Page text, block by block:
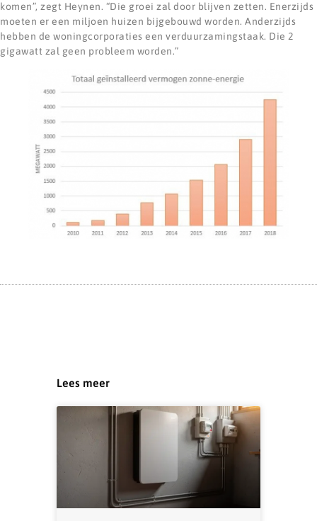
komen”, zegt Heynen. “Die groei zal door blijven zetten. Enerzijds
moeten er een miljoen huizen bijgebouwd worden. Anderzijds
hebben de woningcorporaties een verduurzamingstaak. Die 2
gigawatt zal geen probleem worden.”
Lees meer